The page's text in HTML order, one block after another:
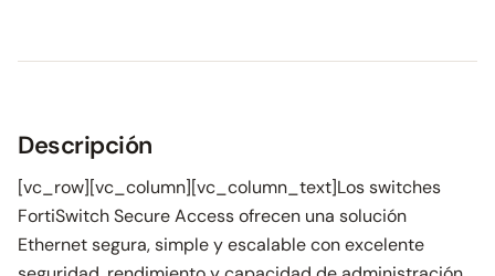
Descripción
[vc_row][vc_column][vc_column_text]Los switches
FortiSwitch Secure Access ofrecen una solución
Ethernet segura, simple y escalable con excelente